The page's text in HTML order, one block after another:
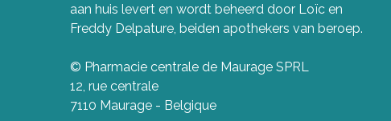
aan huis levert en wordt beheerd door Loïc en
Freddy Delpature, beiden apothekers van beroep.
© Pharmacie centrale de Maurage SPRL
12, rue centrale
7110 Maurage - Belgique